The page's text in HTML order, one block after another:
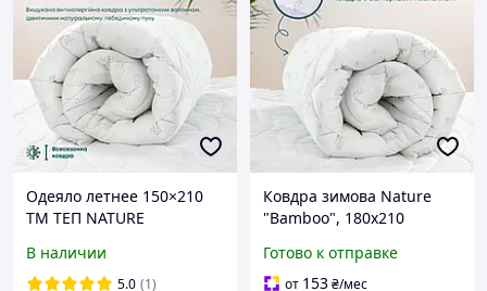
Одеяло летнее 150×210
TM ТЕП NATURE
антиаллергенное,
микрофибра Membrana,
В наличии
5.0 (1)
Ковдра зимова Nature
"Bamboo", 180x210
Готово к отправке
от 153₴/мес